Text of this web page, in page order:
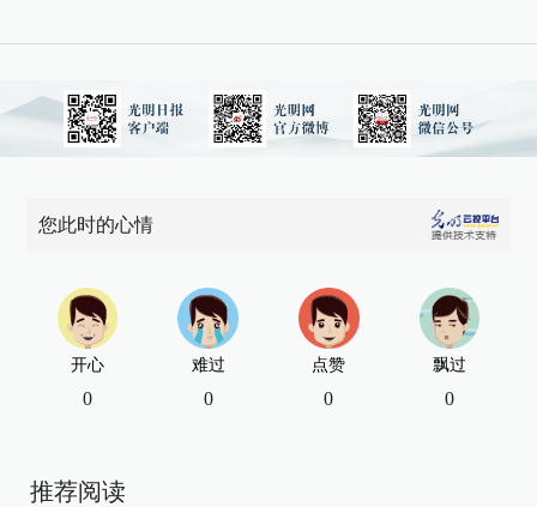
您此时的心情
开心
0
难过
0
点赞
0
飘过
0
推荐阅读